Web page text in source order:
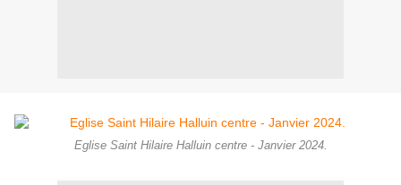
Eglise Saint Hilaire Halluin centre - Janvier 2024.